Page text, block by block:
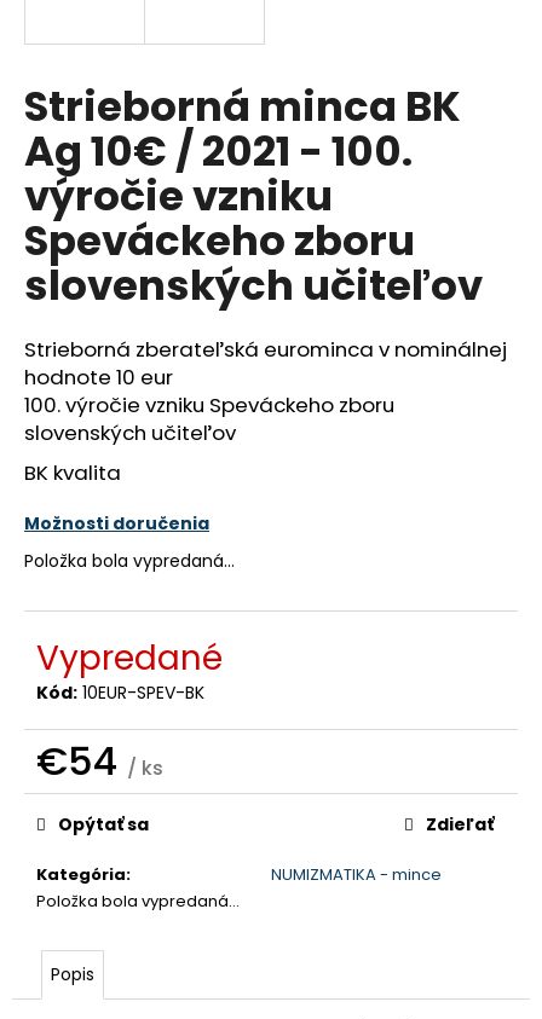
Strieborná minca BK
Ag 10€ / 2021 - 100.
výročie vzniku
Speváckeho zboru
slovenských učiteľov
Strieborná zberateľská eurominca v nominálnej
hodnote 10 eur
100. výročie vzniku Speváckeho zboru
slovenských učiteľov
BK kvalita
Možnosti doručenia
Položka bola vypredaná…
Vypredané
Kód: 10EUR-SPEV-BK
€54 / ks
Jednotková
cena:
Kategória:
NUMIZMATIKA - mince
Položka bola vypredaná…
Opýtať sa Zdieľať
Popis
s
ť
?
HĽADAŤ
O
d
p
o
ú
a